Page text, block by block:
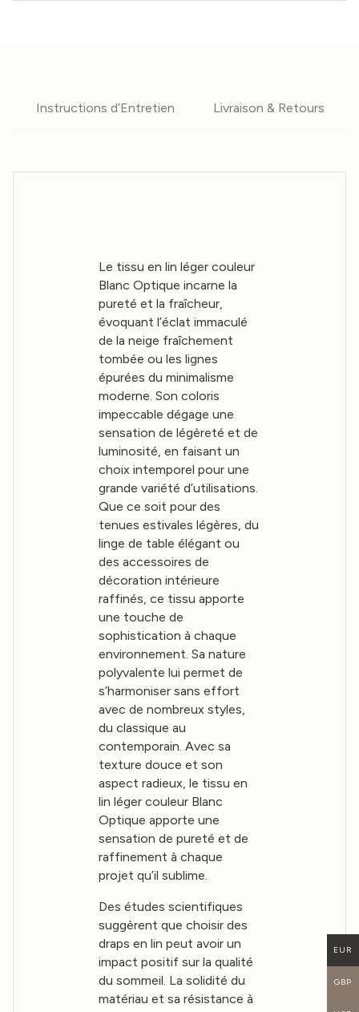
Instructions d’Entretien Livraison & Retours
Le tissu en lin léger couleur
Blanc Optique incarne la
pureté et la fraîcheur,
évoquant l’éclat immaculé
de la neige fraîchement
tombée ou les lignes
épurées du minimalisme
moderne. Son coloris
impeccable dégage une
sensation de légèreté et de
luminosité, en faisant un
choix intemporel pour une
grande variété d’utilisations.
Que ce soit pour des
tenues estivales légères, du
linge de table élégant ou
des accessoires de
décoration intérieure
raffinés, ce tissu apporte
une touche de
sophistication à chaque
environnement. Sa nature
polyvalente lui permet de
s’harmoniser sans effort
avec de nombreux styles,
du classique au
contemporain. Avec sa
texture douce et son
aspect radieux, le tissu en
lin léger couleur Blanc
Optique apporte une
sensation de pureté et de
raffinement à chaque
projet qu’il sublime.
Des études scientifiques
suggèrent que choisir des
draps en lin peut avoir un
impact positif sur la qualité
du sommeil. La solidité du
matériau et sa résistance à
EUR
GBP